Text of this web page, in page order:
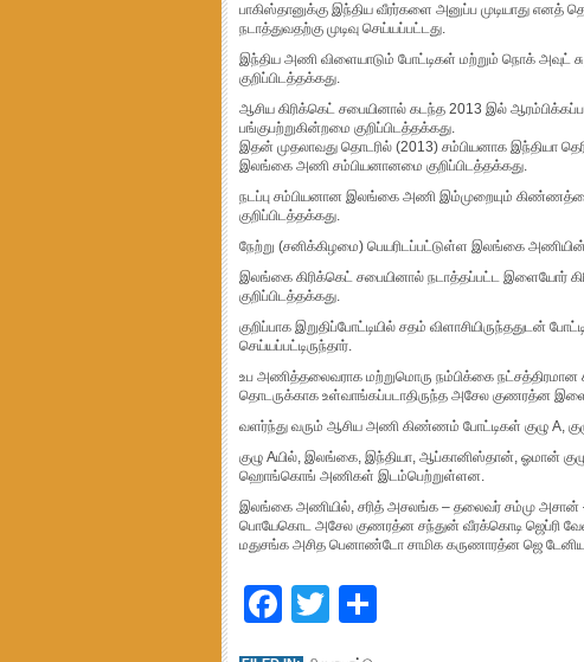
பாகிஸ்தானுக்கு இந்திய வீரர்களை அனுப்ப முடியாது
நடாத்துவதற்கு முடிவு செய்யப்பட்டது.
இந்திய அணி விளையாடும் போட்டிகள் மற்றும் நொக் அவுட்
குறிப்பிடத்தக்கது.
ஆசிய கிரிக்கெட் சபையினால் கடந்த 2013 இல்
பங்குபற்றுகின்றமை குறிப்பிடத்தக்கது.
இதன் முதலாவது தொடரில் (2013) சம்பியனாக இந்தியா
இலங்கை அணி சம்பியனானமை குறிப்பிடத்தக்கது.
நடப்பு சம்பியனான இலங்கை அணி இம்முறையும் கிண்ணத்தை
குறிப்பிடத்தக்கது.
நேற்று (சனிக்கிழமை) பெயரிடப்பட்டுள்ள இலங்கை
இலங்கை கிரிக்கெட் சபையினால் நடாத்தப்பட்ட இளையோர்
குறிப்பிடத்தக்கது.
குறிப்பாக இறுதிப்போட்டியில் சதம் விளாசியிருந்ததுடன்
செய்யப்பட்டிருந்தார்.
உப அணித்தலைவராக மற்றுமொரு நம்பிக்கை நட்சத்திரமான
தொடருக்காக உள்வாங்கப்படாதிருந்த அசேல குணரத்ன
வளர்ந்து வரும் ஆசிய அணி கிண்ணம் போட்டிகள் குழு A,
குழு Aயில், இலங்கை, இந்தியா, ஆப்கானிஸ்தான், ஓமான்
ஹொங்கொங் அணிகள் இடம்பெற்றுள்ளன.
இலங்கை அணியில், சரித் அசலங்க – தலைவர் சம்மு
பொயேகொட அசேல குணரத்ன சந்துன் வீரக்கொடி ஜெப்ரி
மதுசங்க அசித பெனாண்டோ சாமிக கருணாரத்ன ஜெ
Facebook
Twitter